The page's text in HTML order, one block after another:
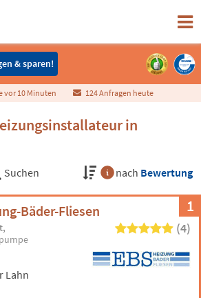
& sparen!
& sparen!
vor 10 Minuten 124 Anfragen heute
in
Suchen nach Bewertung
1
Bäder-Fliesen
(4)
Lahn